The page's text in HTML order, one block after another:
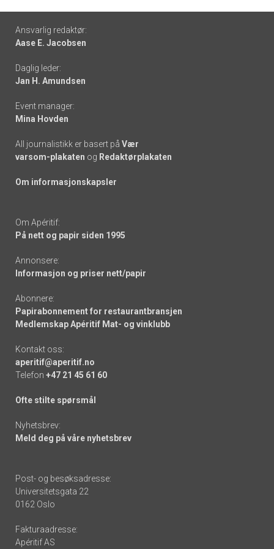
Footer
-
links
Ansvarlig redaktør:
Aase E. Jacobsen
Daglig leder:
Jan H. Amundsen
Event manager:
Mina Hovden
All journalistikk er basert på Vær
varsom-plakaten og Redaktørplakaten
Om informasjonskapsler
Om Apéritif:
På nett og papir siden 1995
Annonsere:
Informasjon og priser nett/papir
Abonnere:
Papirabonnement for restaurantbransjen
Medlemskap Apéritif Mat- og vinklubb
Kontakt oss:
aperitif@aperitif.no
Telefon +47 21 45 61 60
Ofte stilte spørsmål
Nyhetsbrev:
Meld deg på våre nyhetsbrev
Post- og besøksadresse:
Universitetsgata 22
0162 Oslo
Fakturaadresse:
Apéritif AS